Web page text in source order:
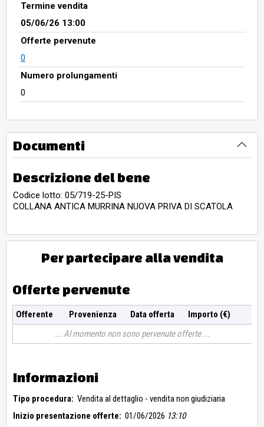
Termine vendita
05/06/26 13:00
Offerte pervenute
0
Numero prolungamenti
0
Documenti
Descrizione del bene
Codice lotto: 05/719-25-PIS
COLLANA ANTICA MURRINA NUOVA PRIVA DI SCATOLA
Per partecipare alla vendita
Offerte pervenute
Offerente Provenienza Data offerta
Importo (€)
Al momento non sono pervenute offerte
Informazioni
Tipo procedura: Vendita al dettaglio - vendita non giudiziaria
Inizio presentazione offerte: 01/06/2026 13:10